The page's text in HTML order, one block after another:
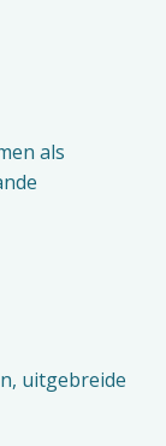
als
uitgebreide